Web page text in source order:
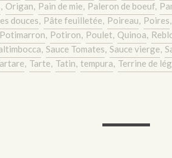
, Origan, Pain de mie, Paleron de boeuf,
douces, Pâte feuilletée, Poireau, Poires,
Potimarron, Potiron, Poulet, Quinoa,
, Sauce Tomates, Sauce vierge,
, Tarte, Tatin, tempura, Terrine de